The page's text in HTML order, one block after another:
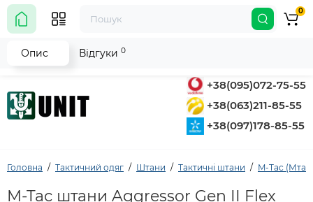
+38(095)072-75-55
+38(063)211-85-55
+38(097)178-85-55
0
Головна Тактичний одяг Штани Тактичні штани M-Tac (Мтак)
M-Tac штани Aggressor Gen II Flex
Опис Відгуки 0